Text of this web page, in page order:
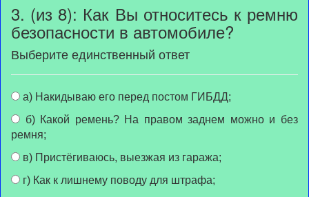
3. (из 8): Как Вы относитесь к ремню
безопасности в автомобиле?
Выберите единственный ответ
а) Накидываю его перед постом ГИБДД;
б) Какой ремень? На правом заднем можно и без
ремня;
в) Пристёгиваюсь, выезжая из гаража;
г) Как к лишнему поводу для штрафа;